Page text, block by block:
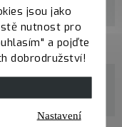
jsou jako
nutnost pro
a pojďte
dobrodružství!
Nastavení
axle